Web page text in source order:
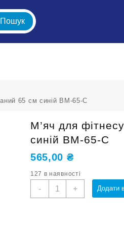
Пошук
65 см синій ВМ-65-С
М’яч для
синій ВМ-65-С
565,00 ₴
127 в наявності
-
М'яч
+ Додати